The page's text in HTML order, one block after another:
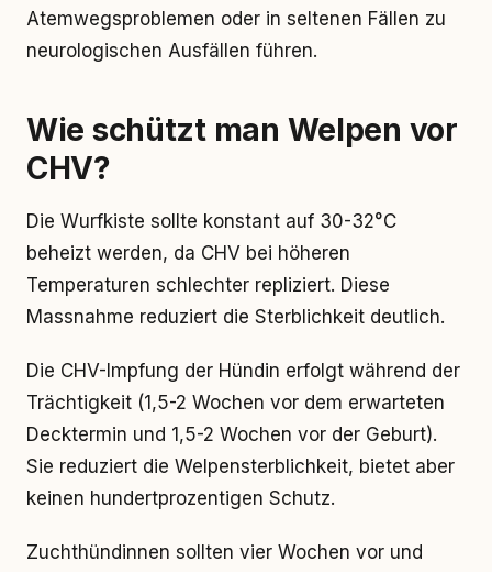
Atemwegsproblemen oder in seltenen Fällen zu
neurologischen Ausfällen führen.
Wie schützt man Welpen vor
CHV?
Die Wurfkiste sollte konstant auf 30-32°C
beheizt werden, da CHV bei höheren
Temperaturen schlechter repliziert. Diese
Massnahme reduziert die Sterblichkeit deutlich.
Die CHV-Impfung der Hündin erfolgt während der
Trächtigkeit (1,5-2 Wochen vor dem erwarteten
Decktermin und 1,5-2 Wochen vor der Geburt).
Sie reduziert die Welpensterblichkeit, bietet aber
keinen hundertprozentigen Schutz.
Zuchthündinnen sollten vier Wochen vor und